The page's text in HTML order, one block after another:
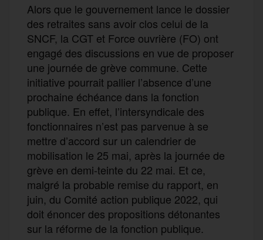
Alors que le gouvernement lance le dossier
des retraites sans avoir clos celui de la
SNCF, la CGT et Force ouvrière (FO) ont
engagé des discussions en vue de proposer
une journée de grève commune. Cette
initiative pourrait pallier l’absence d’une
prochaine échéance dans la fonction
publique. En effet, l’intersyndicale des
fonctionnaires n’est pas parvenue à se
mettre d’accord sur un calendrier de
mobilisation le 25 mai, après la journée de
grève en demi-teinte du 22 mai. Et ce,
malgré la probable remise du rapport, en
juin, du Comité action publique 2022, qui
doit énoncer des propositions détonantes
sur la réforme de la fonction publique.